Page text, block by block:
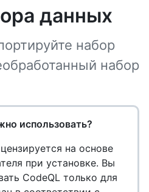
данных
набор
набор
использовать?
на основе
при установке. Вы
CodeQL только для